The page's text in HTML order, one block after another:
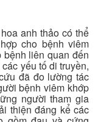
anh thảo có thể
cho bệnh viêm
bệnh liên quan đến
yếu tố di truyền,
đã đo lường tác
bệnh viêm khớp
người tham gia
thiện đáng kể các